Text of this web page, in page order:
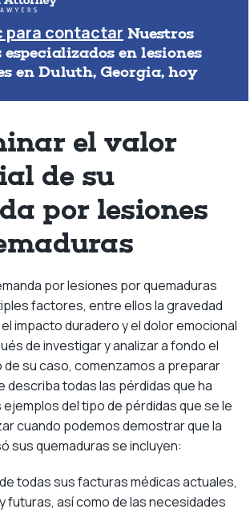
para contactar Nuestros
especializados en lesiones
en Duluth, Georgia, hoy
el valor
de su
por lesiones
por lesiones por quemaduras
factores, entre ellos la gravedad
impacto duradero y el dolor emocional
de investigar y analizar a fondo el
su caso, comenzamos a preparar
describa todas las pérdidas que ha
del tipo de pérdidas que se le
cuando podemos demostrar que la
sus quemaduras se incluyen:
todas sus facturas médicas actuales,
futuras, así como de las necesidades